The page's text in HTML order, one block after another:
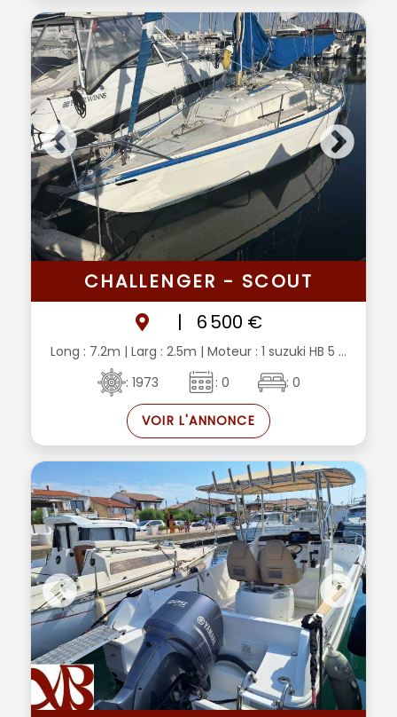
CHALLENGER - SCOUT
|
6 500 €
Long : 7.2m | Larg : 2.5m | Moteur : 1 suzuki HB 5 ...
: 1973
: 0 : 0
VOIR L'ANNONCE